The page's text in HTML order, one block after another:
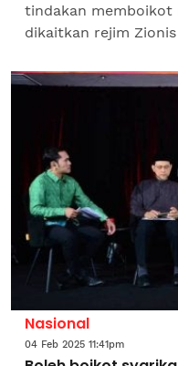
tindakan
dikaitkan rejim
dengan...
Nasional
04 Feb 2025 11:41pm